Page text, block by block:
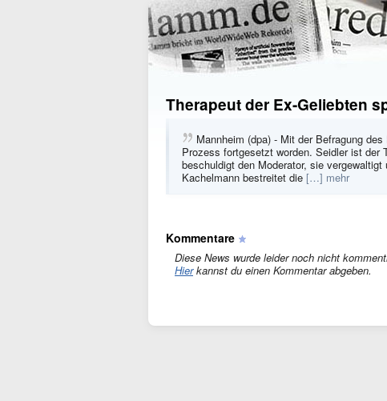
Therapeut der Ex-Geliebten
Mannheim (dpa) - Mit der Befragung
Prozess fortgesetzt worden. Seidler ist der
beschuldigt den Moderator, sie
Kachelmann bestreitet die […] mehr
Kommentare
Diese News wurde leider noch nicht
Hierkannst du einen Kommentar abgeben.